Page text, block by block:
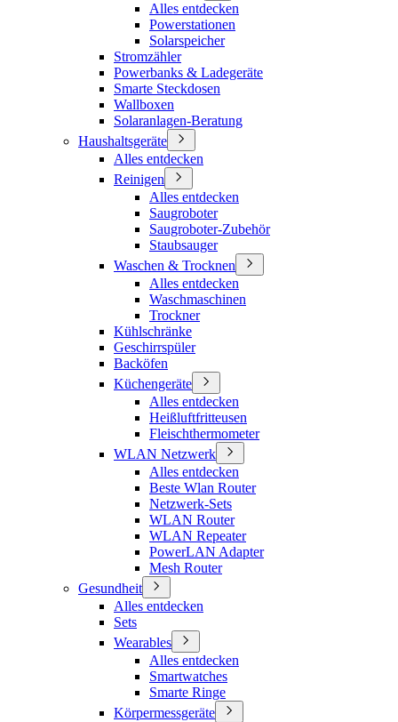
Alles entdecken
Powerstationen
Solarspeicher
Stromzähler
Powerbanks & Ladegeräte
Smarte Steckdosen
Wallboxen
Solaranlagen-Beratung
Haushaltsgeräte
Alles entdecken
Reinigen
Alles entdecken
Saugroboter
Saugroboter-Zubehör
Staubsauger
Waschen & Trocknen
Alles entdecken
Waschmaschinen
Trockner
Kühlschränke
Geschirrspüler
Backöfen
Küchengeräte
Alles entdecken
Heißluftfritteusen
Fleischthermometer
WLAN Netzwerk
Alles entdecken
Beste Wlan Router
Netzwerk-Sets
WLAN Router
WLAN Repeater
PowerLAN Adapter
Mesh Router
Gesundheit
Alles entdecken
Sets
Wearables
Alles entdecken
Smartwatches
Smarte Ringe
Körpermessgeräte